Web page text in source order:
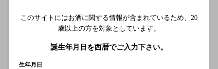
石駅／ＪＲ山陽新幹
線 西明石駅
無休
このサイトにはお酒に関する情報が含まれているため、 20
歳以上の方を対象としています。
誕生年月日を西暦でご入力下さい。
生年月日